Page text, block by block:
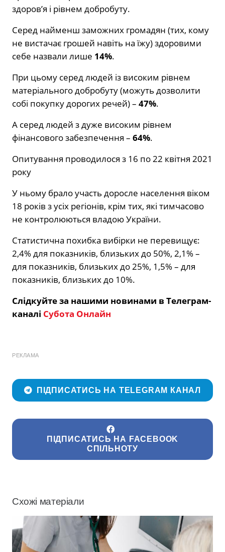
здоров’я і рівнем добробуту.
Серед найменш заможних громадян (тих, кому
не вистачає грошей навіть на їжу) здоровими
себе назвали лише 14%.
При цьому серед людей із високим рівнем
матеріального добробуту (можуть дозволити
собі покупку дорогих речей) – 47%.
А серед людей з дуже високим рівнем
фінансового забезпечення – 64%.
Опитування проводилося з 16 по 22 квітня 2021
року
У ньому брало участь доросле населення віком
18 років з усіх регіонів, крім тих, які тимчасово
не контролюються владою України.
Статистична похибка вибірки не перевищує:
2,4% для показників, близьких до 50%, 2,1% –
для показників, близьких до 25%, 1,5% – для
показників, близьких до 10%.
Слідкуйте за нашими новинами в Телеграм-
каналі Субота Онлайн
РЕКЛАМА
ПІДПИСАТИСЬ НА TELEGRAM КАНАЛ
ПІДПИСАТИСЬ НА FACEBOOK
СПІЛЬНОТУ
Схожі матеріали